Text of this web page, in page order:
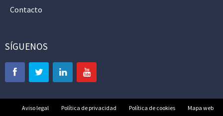
Contacto
SÍGUENOS
Aviso legal Política de privacidad Política de cookies Mapa web